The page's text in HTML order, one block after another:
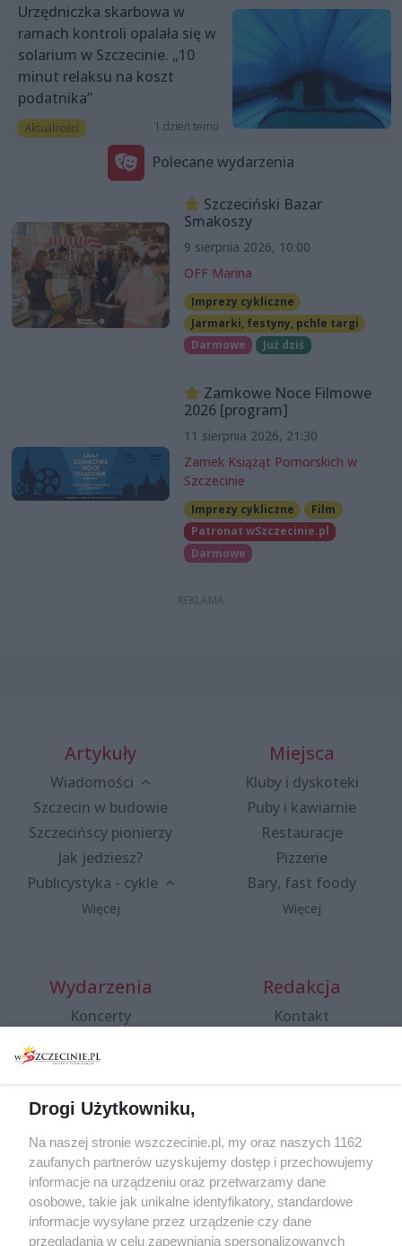
Urzędniczka skarbowa w
ramach kontroli opalała się w
solarium w Szczecinie. „10
minut relaksu na koszt
podatnika”
Aktualności 1 dzień temu
Polecane wydarzenia
Szczeciński Bazar
Smakoszy
9 sierpnia 2026, 10:00
OFF Marina
Imprezy cykliczne
Jarmarki, festyny, pchle targi
Darmowe
Już dziś
Zamkowe Noce Filmowe
2026 [program]
11 sierpnia 2026, 21:30
Zamek Książąt Pomorskich w
Szczecinie
Imprezy cykliczne
Film
Patronat wSzczecinie.pl
Darmowe
Artykuły
Wiadomości
Szczecin w budowie
Szczecińscy pionierzy
Jak jedziesz?
Publicystyka - cykle
Więcej
Miejsca
Kluby i dyskoteki
Puby i kawiarnie
Restauracje
Pizzerie
Bary, fast foody
Więcej
Wydarzenia
Koncerty
Spacery i oprowadzania
targi
Wernisaże
Więcej
Redakcja
Kontakt
Specjalny koncert z okazji
20. urodzin portalu
wSzczecinie.pl
Regulamin konkursów
śniadaniówka "Hej
Drogi Użytkowniku,
Na naszej stronie wszczecinie.pl, my oraz naszych 1162
zaufanych partnerów uzyskujemy dostęp i przechowujemy
informacje na urządzeniu oraz przetwarzamy dane
osobowe, takie jak unikalne identyfikatory, standardowe
informacje wysyłane przez urządzenie czy dane
przeglądania w celu zapewniania spersonalizowanych